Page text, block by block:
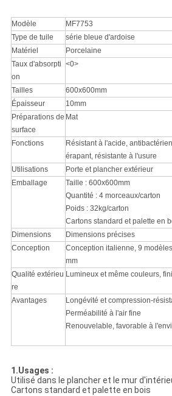
Modèle
MF7753
Type de tuile
série bleue d'ardoise
Matériel
Porcelaine
Taux d'absorpti
on
<0>
Tailles
600x600mm
Épaisseur
10mm
Préparations de
surface
Mat
Fonctions
Résistant à l'acide,
érapant, résistante à l'usure
Utilisations
Porte et plancher extérieur
Emballage
Taille : 600x600mm
Quantité : 4 morceaux/carton
Poids : 32kg/carton
Cartons standard et palette en
Dimensions
Dimensions précises
Conception
Conception italienne, 9
mm
Qualité extérieu
re
Lumineux et même couleurs,
Avantages
Longévité et compression-
Perméabilité à l'air fine
Renouvelable, favorable à
1.Usages :
Utilisé dans le plancher et le mur
Cartons standard et palette en bois